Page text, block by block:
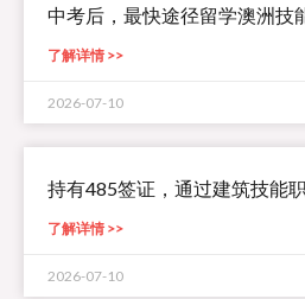
中考后，最快途径留学澳洲技
了解详情 >>
2026-07-10
持有485签证，通过建筑技能
了解详情 >>
2026-07-10